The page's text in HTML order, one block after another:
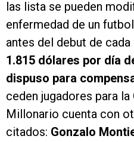
las lista se pueden
enfermedad de un
antes del debut de
1.815 dólares por día
dispuso para
ceden jugadores para la
Millonario cuenta con
citados: Gonzalo